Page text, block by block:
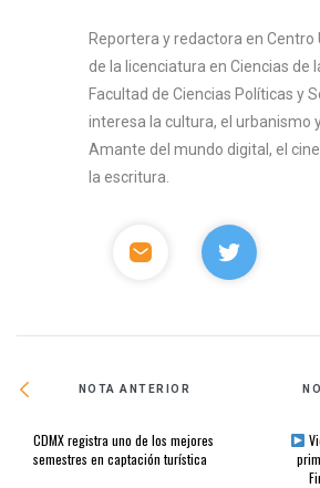
Reportera y redactora en Centro
de la licenciatura en Ciencias de
Facultad de Ciencias Políticas y
interesa la cultura, el urbanismo
Amante del mundo digital, el
la escritura.
NOTA ANTERIOR
CDMX registra uno de los mejores
semestres en captación turística